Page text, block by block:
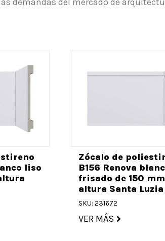
liso
Zócalo de
B156 Renova
frisado de 150
altura Santa Luzia
SKU: 231672
VER MÁS